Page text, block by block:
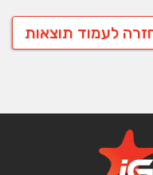
לעמוד תוצאות